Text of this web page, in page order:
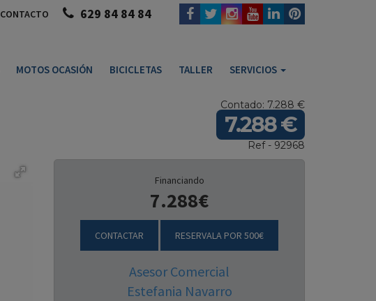
CONTACTO 629 84 84 84
MOTOS OCASIÓN BICICLETAS TALLER SERVICIOS
Contado: 7.288 €
7.288 €
Ref - 92968
Financiando
7.288€
CONTACTAR RESERVALA POR 500€
Asesor Comercial
Estefania Navarro